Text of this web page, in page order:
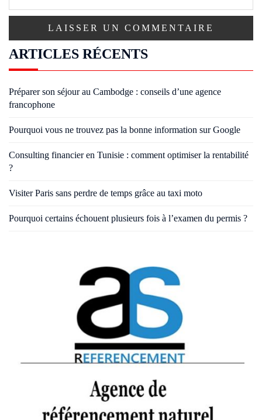
ARTICLES RÉCENTS
Préparer son séjour au Cambodge : conseils d’une agence
francophone
Pourquoi vous ne trouvez pas la bonne information sur Google
Consulting financier en Tunisie : comment optimiser la rentabilité
?
Visiter Paris sans perdre de temps grâce au taxi moto
Pourquoi certains échouent plusieurs fois à l’examen du permis ?